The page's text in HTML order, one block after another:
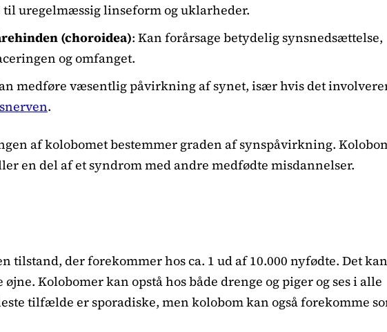
til uregelmæssig linseform og uklarheder.
(choroidea): Kan forårsage betydelig synsnedsættelse,
og omfanget.
medføre væsentlig påvirkning af synet, især hvis det
.
af kolobomet bestemmer graden af synspåvirkning.
en del af et syndrom med andre medfødte misdannelser.
tilstand, der forekommer hos ca. 1 ud af 10.000 nyfødte. Det kan
Kolobomer kan opstå hos både drenge og piger og ses i alle
tilfælde er sporadiske, men kolobom kan også forekomme